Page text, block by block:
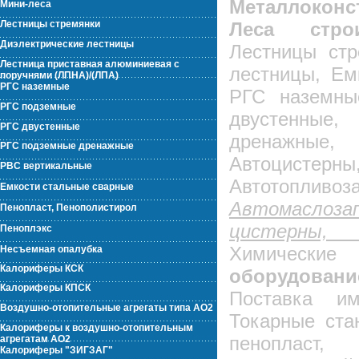
Мини-леса
Лестницы стремянки
Диэлектрические лестницы
Лестница приставная алюминиевая с
поручнями (ЛПНА)/(ЛПА)
РГС наземные
РГС подземные
РГС двустенные
РГС подземные дренажные
РВС вертикальные
Емкости стальные сварные
Пенопласт, Пенополистирол
Пеноплэкс
Несъемная опалубка
Калориферы КСК
Калориферы КПСК
Воздушно-отопительные агрегаты типа АО2
Калориферы к воздушно-отопительным
агрегатам АО2
Калориферы "ЗИГЗАГ"
Леса
Лестницы
лестницы,
РГС
Поставка
Токарные
пенопласт,